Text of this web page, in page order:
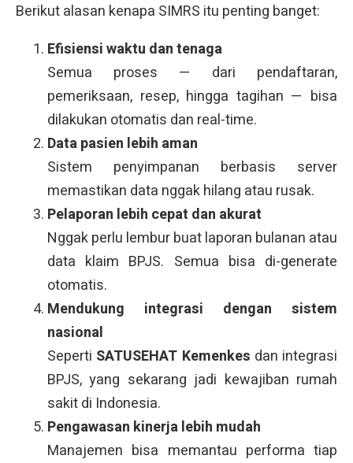
Berikut alasan kenapa SIMRS itu penting banget:
Efisiensi waktu dan tenaga
Semua proses — dari pendaftaran,
pemeriksaan, resep, hingga tagihan — bisa
dilakukan otomatis dan real-time.
Data pasien lebih aman
Sistem penyimpanan berbasis server
memastikan data nggak hilang atau rusak.
Pelaporan lebih cepat dan akurat
Nggak perlu lembur buat laporan bulanan atau
data klaim BPJS. Semua bisa di-generate
otomatis.
Mendukung integrasi dengan sistem
nasional
Seperti SATUSEHAT Kemenkes dan integrasi
BPJS, yang sekarang jadi kewajiban rumah
sakit di Indonesia.
Pengawasan kinerja lebih mudah
Manajemen bisa memantau performa tiap